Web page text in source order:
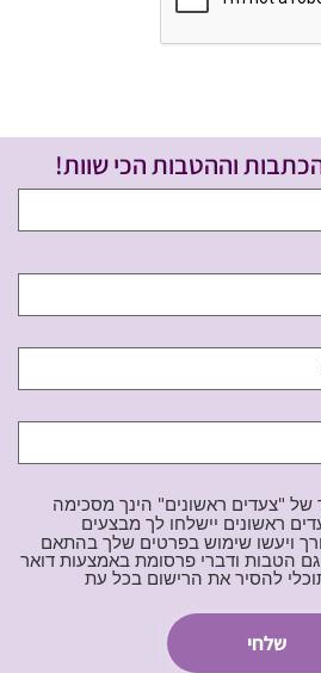
וההטבות הכי שוות!
של "צעדים ראשונים" הינך מסכימה
ראשונים יישלחו לך מבצעים
ויעשו שימוש בפרטים שלך בהתאם
גם הטבות ודברי פרסומת באמצעות דואר